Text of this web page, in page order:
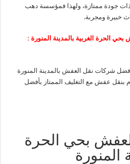
جودة ممتازة، ولهذا فمؤسسة دهب
خبيرة ومجربة.
الحرة الغربية بالمدينة المنورة :
شركات نقل العفش بالمدينة المنورة
بنقل عفش مع التغليف الممتاز بأفضل
بحي الحرة
المنورة